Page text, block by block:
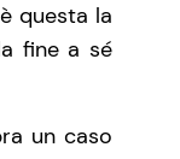
questa la
fine a sé
un caso